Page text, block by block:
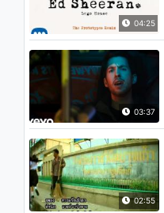
04:25
03:37
02:55